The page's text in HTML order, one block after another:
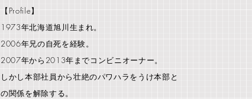
【Profile】
1973年北海道旭川生まれ。
2006年兄の自死を経験。
2007年から2013年までコンビニオーナー。
しかし本部社員から壮絶のパワハラをうけ本部と
の関係を解除する。